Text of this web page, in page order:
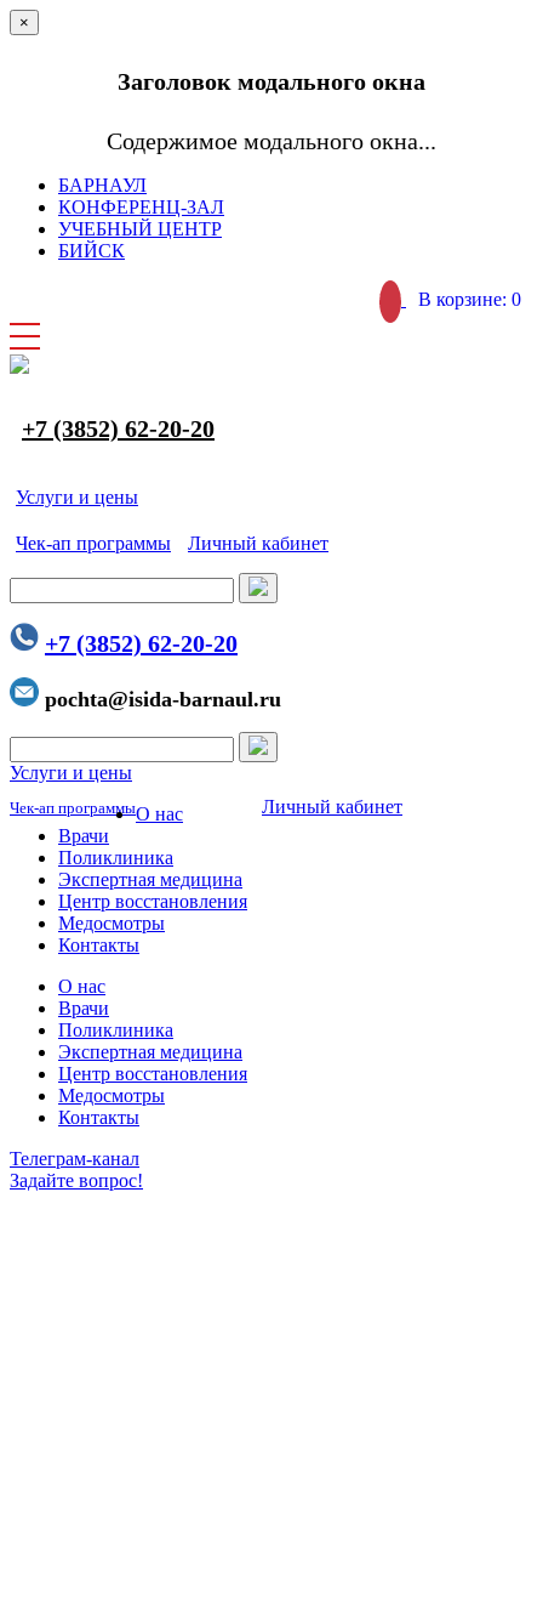
×
Заголовок модального окна
Содержимое модального окна...
БАРНАУЛ
КОНФЕРЕНЦ-ЗАЛ
УЧЕБНЫЙ ЦЕНТР
БИЙСК
В корзине: 0
+7 (3852) 62-20-20
Услуги и цены
Чек-ап программы Личный кабинет
+7 (3852) 62-20-20
pochta@isida-barnaul.ru
Услуги и цены
Чек-ап программы Личный кабинет
О нас
Врачи
Поликлиника
Экспертная медицина
Центр восстановления
Медосмотры
Контакты
О нас
Врачи
Поликлиника
Экспертная медицина
Центр восстановления
Медосмотры
Контакты
Телеграм-канал
Задайте вопрос!